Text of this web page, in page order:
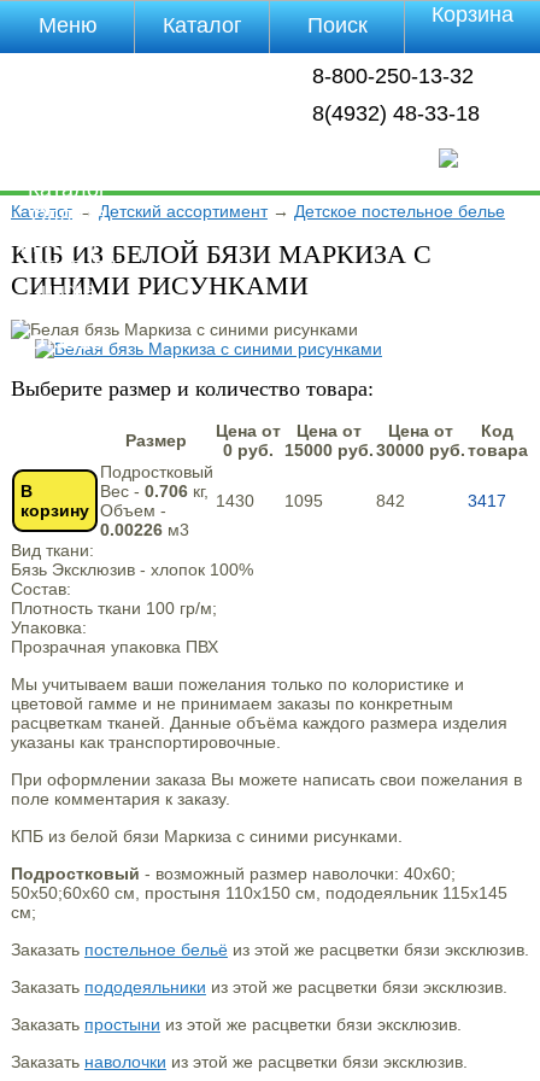
8-800-250-13-32
8(4932) 48-33-18
Каталог→ Детский ассортимент→ Детское постельное белье
КПБ ИЗ БЕЛОЙ БЯЗИ МАРКИЗА С
СИНИМИ РИСУНКАМИ
Выберите размер и количество товара:
Размер
Цена от
0 руб.
Цена от
15000 руб.
Цена от
30000 руб.
Код
товара
В
корзину
Подростковый
Вес - 0.706кг,
Объем -
0.00226м3
1430 1095 842 3417
Вид ткани:
Бязь Эксклюзив - хлопок 100%
Состав:
Плотность ткани 100 гр/м;
Упаковка:
Прозрачная упаковка ПВХ
Мы учитываем ваши пожелания только по колористике и
цветовой гамме и не принимаем заказы по конкретным
расцветкам тканей. Данные объёма каждого размера изделия
указаны как транспортировочные.
При оформлении заказа Вы можете написать свои пожелания в
поле комментария к заказу.
КПБ из белой бязи Маркиза с синими рисунками.
Подростковый - возможный размер наволочки: 40х60;
50х50;60х60 см, простыня 110х150 см, пододеяльник 115х145
см;
Заказать постельное бельёиз этой же расцветки бязи эксклюзив.
Заказать пододеяльники из этой же расцветки бязи эксклюзив.
Заказать простыни из этой же расцветки бязи эксклюзив.
Заказать наволочки из этой же расцветки бязи эксклюзив.
Меню
Каталог
Оплата
Доставка
Полезная
инфа
Магазины
Отзывы
Каталог Поиск Корзина